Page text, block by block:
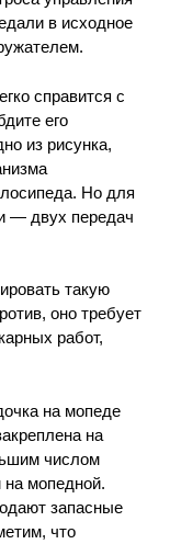
в исходное
справится с
его
из рисунка,
Но для
— двух передач
такую
оно требует
работ,
на мопеде
на
числом
мопедной.
запасные
что